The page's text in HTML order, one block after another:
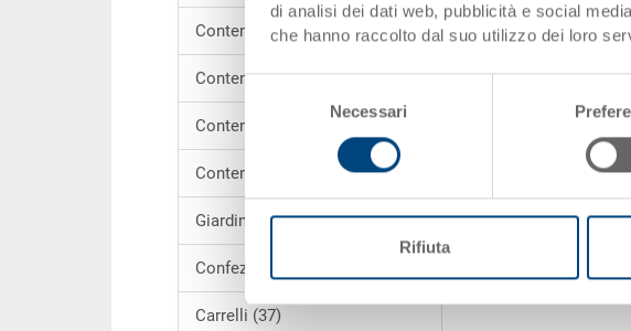
di analisi dei dati web, pubblicità e social
che hanno raccolto dal suo utilizzo dei loro
Necessari
Rifiuta
Contenitori POOLBOX (18)
Contenitori per scaffale (6)
Contenitori per riparazioni (4)
Contenitori tondi (6)
Giardinaggio (7)
Confezioni regalo (6)
Carrelli (37)